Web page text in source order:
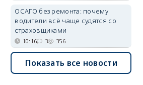
ОСАГО без ремонта: почему
водители всё чаще судятся со
страховщиками
10:16 3 356
Показать все новости